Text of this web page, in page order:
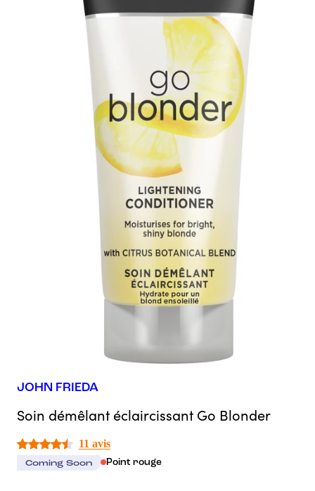
JOHN FRIEDA
Soin démêlant éclaircissant Go Blonder
11 avis
Coming Soon Point rouge